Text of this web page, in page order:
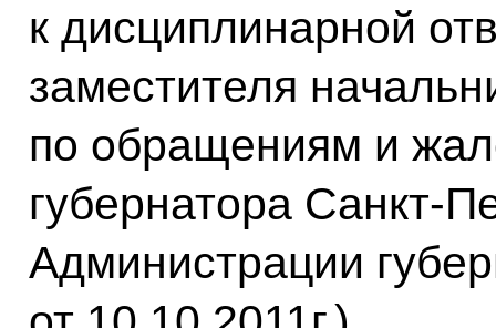
к дисциплинарной
заместителя
по обращениям и
губернатора Санкт-
Администрации